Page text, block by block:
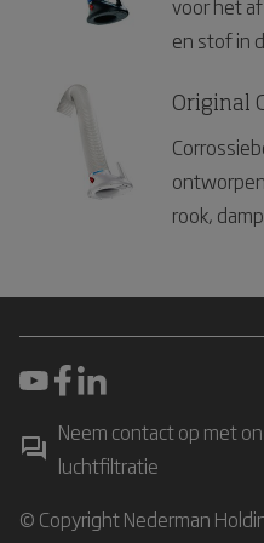
voor het
en stof in
Original
rook,
Neem contact op met
luchtfiltratie
© Copyright Nederman